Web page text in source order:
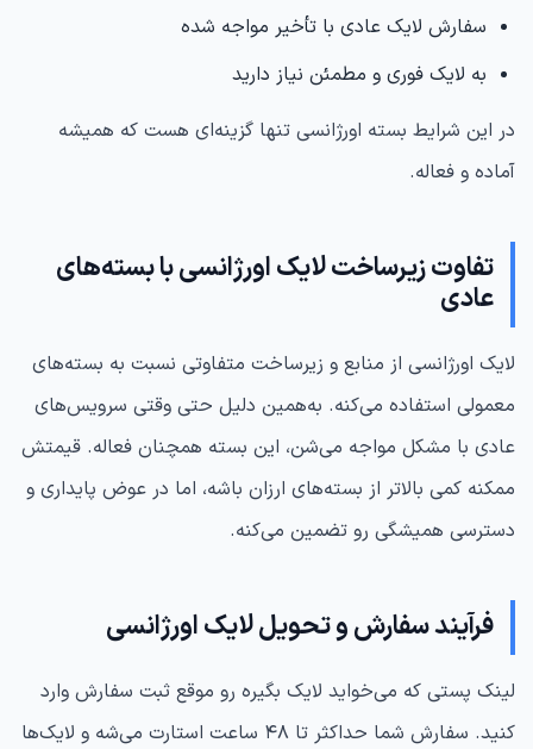
سفارش لایک عادی با تأخیر مواجه شده
به لایک فوری و مطمئن نیاز دارید
در این شرایط بسته اورژانسی تنها گزینه‌ای هست که همیشه
آماده و فعاله.
تفاوت زیرساخت لایک اورژانسی با بسته‌های
عادی
لایک اورژانسی از منابع و زیرساخت متفاوتی نسبت به بسته‌های
معمولی استفاده می‌کنه. به‌همین دلیل حتی وقتی سرویس‌های
عادی با مشکل مواجه می‌شن، این بسته همچنان فعاله. قیمتش
ممکنه کمی بالاتر از بسته‌های ارزان باشه، اما در عوض پایداری و
دسترسی همیشگی رو تضمین می‌کنه.
فرآیند سفارش و تحویل لایک اورژانسی
لینک پستی که می‌خواید لایک بگیره رو موقع ثبت سفارش وارد
کنید. سفارش شما حداکثر تا ۴۸ ساعت استارت می‌شه و لایک‌ها